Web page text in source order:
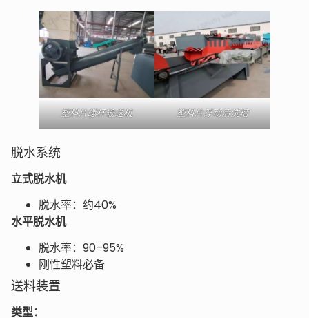
塑料片螺杆输送机 塑料片浮动清洗槽
脱水系统
立式脱水机
脱水率：约40%
水平脱水机
脱水率：90–95%
刚性塑料必备
送料装置
类型：